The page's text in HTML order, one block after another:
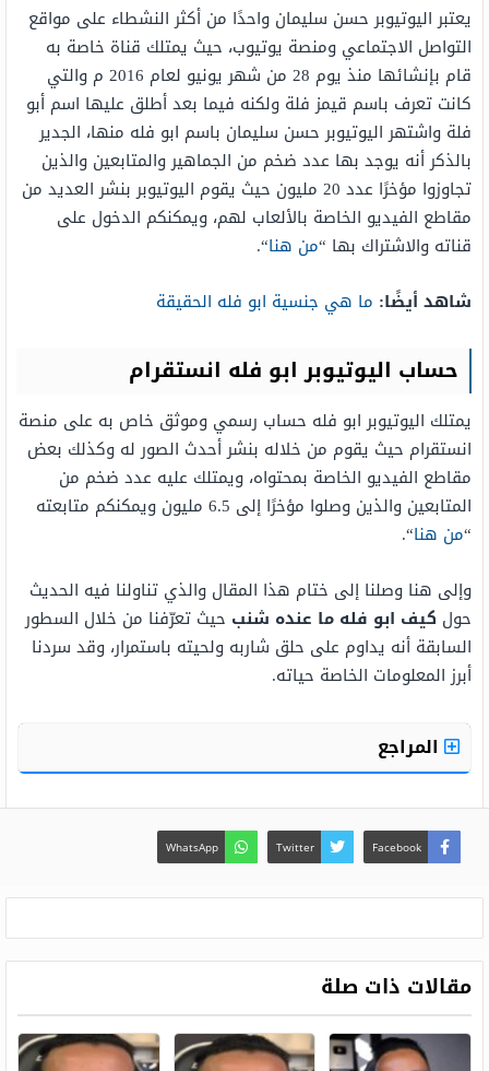
يعتبر اليوتيوبر حسن سليمان واحدًا من أكثر النشطاء على مواقع
التواصل الاجتماعي ومنصة يوتيوب، حيث يمتلك قناة خاصة به
قام بإنشائها منذ يوم 28 من شهر يونيو لعام 2016 م والتي
كانت تعرف باسم قيمز فلة ولكنه فيما بعد أطلق عليها اسم أبو
فلة واشتهر اليوتيوبر حسن سليمان باسم ابو فله منها، الجدير
بالذكر أنه يوجد بها عدد ضخم من الجماهير والمتابعين والذين
تجاوزوا مؤخرًا عدد 20 مليون حيث يقوم اليوتيوبر بنشر العديد من
مقاطع الفيديو الخاصة بالألعاب لهم، ويمكنكم الدخول على
قناته والاشتراك بها “من هنا“.
شاهد أيضًا: ما هي جنسية ابو فله الحقيقة
حساب اليوتيوبر ابو فله انستقرام
يمتلك اليوتيوبر ابو فله حساب رسمي وموثق خاص به على منصة
انستقرام حيث يقوم من خلاله بنشر أحدث الصور له وكذلك بعض
مقاطع الفيديو الخاصة بمحتواه، ويمتلك عليه عدد ضخم من
المتابعين والذين وصلوا مؤخرًا إلى 6.5 مليون ويمكنكم متابعته
“من هنا“.
وإلى هنا وصلنا إلى ختام هذا المقال والذي تناولنا فيه الحديث
حول كيف ابو فله ما عنده شنب حيث تعرّفنا من خلال السطور
السابقة أنه يداوم على حلق شاربه ولحيته باستمرار، وقد سردنا
أبرز المعلومات الخاصة حياته.
المراجع
Facebook
Twitter
WhatsApp
مقالات ذات صلة